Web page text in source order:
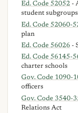
Ed. Code 52052 -
student subgroups
Ed. Code 52060-
plan
Ed. Code 56026 -
Ed. Code 56145-
charter schools
Gov. Code 1090-
officers
Gov. Code 3540-
Relations Act